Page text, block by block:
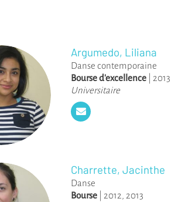
Argumedo, Liliana
Danse contemporaine
Bourse d'excellence
2013
Universitaire
Charrette, Jacinthe
Danse
Bourse
2012 2013